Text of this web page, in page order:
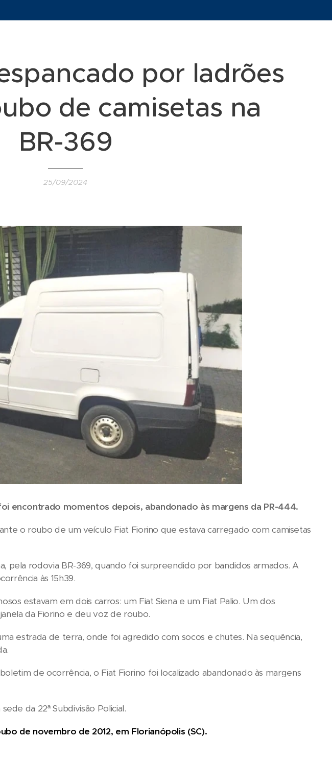
por ladrões
de camisetas na
BR-369
25/09/2024
encontrado momentos depois, abandonado às margens da PR-444.
o roubo de um veículo Fiat Fiorino que estava carregado com camisetas
pela rodovia BR-369, quando foi surpreendido por bandidos armados. A
às 15h39.
estavam em dois carros: um Fiat Siena e um Fiat Palio. Um dos
da Fiorino e deu voz de roubo.
estrada de terra, onde foi agredido com socos e chutes. Na sequência,
de ocorrência, o Fiat Fiorino foi localizado abandonado às margens
da 22ª Subdivisão Policial.
de novembro de 2012, em Florianópolis (SC).